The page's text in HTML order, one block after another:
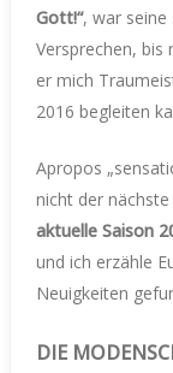
Gott!“, war
Versprechen, bis
er mich
2016 begleiten
Apropos
nicht der
aktuelle Saison
und ich erzähle
Neuigkeiten
DIE